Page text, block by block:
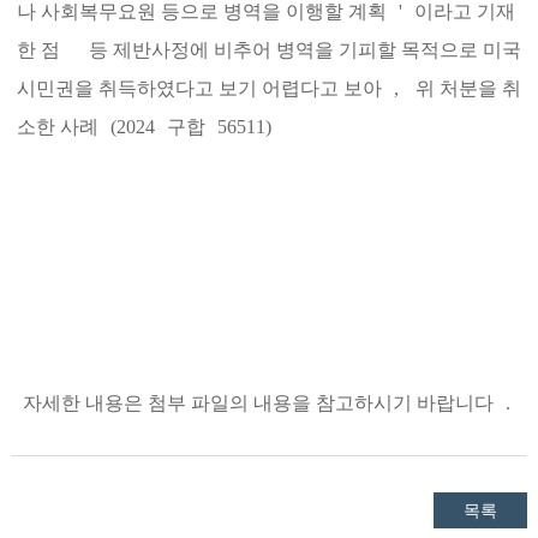
나 사회복무요원 등으로 병역을 이행할 계획
'
이라고 기재
한 점
등 제반사정에 비추어 병역을 기피할 목적으로 미국
시민권을 취득하였다고 보기 어렵다고 보아
,
위 처분을 취
소한 사례
(2024 구합 56511)
자세한 내용은 첨부 파일의 내용을 참고하시기 바랍니다 .
목록